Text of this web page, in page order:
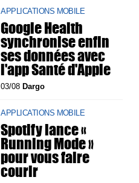
APPLICATIONS MOBILE
Google Health
synchronise enfin
ses données avec
l'app Santé d'Apple
03/08 Dargo
APPLICATIONS MOBILE
Spotify lance «
Running Mode »
pour vous faire
courir